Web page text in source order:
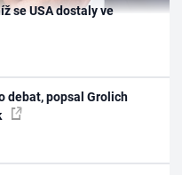
se USA dostaly ve
debat, popsal Grolich